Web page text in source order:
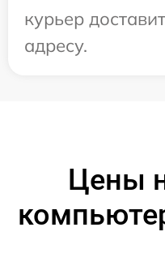
курьер
адресу.
Цены